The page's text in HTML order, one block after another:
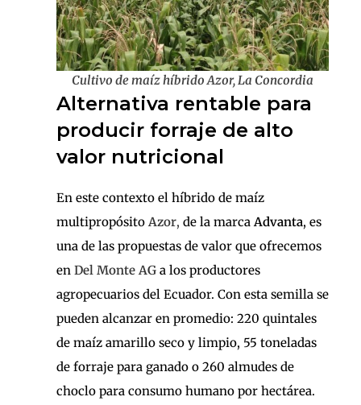
Cultivo de maíz híbrido Azor, La Concordia
Alternativa rentable para
producir forraje de alto
valor nutricional
En este contexto el híbrido de maíz
multipropósito Azor, de la marcaAdvanta, es
una de las propuestas de valor que ofrecemos
en Del Monte AG a los productores
agropecuarios del Ecuador. Con esta semilla se
pueden alcanzar en promedio: 220 quintales
de maíz amarillo seco y limpio, 55 toneladas
de forraje para ganado o 260 almudes de
choclo para consumo humano por hectárea.